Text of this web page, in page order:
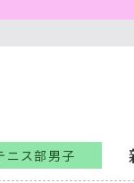
ニス部男子